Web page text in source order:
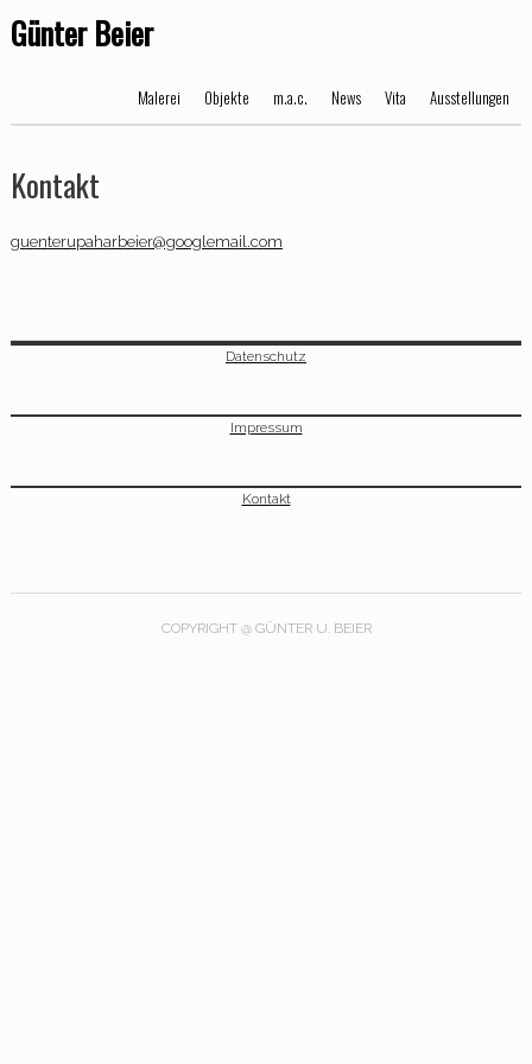
Günter Beier
Malerei Objekte m.a.c. News Vita Ausstellungen
Kontakt
guenterupaharbeier@googlemail.com
Datenschutz
Impressum
Kontakt
COPYRIGHT @ GÜNTER U. BEIER